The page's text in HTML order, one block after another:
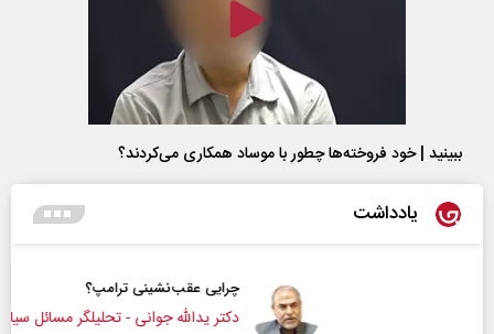
ببینید | خود فروخته‌ها چطور با موساد همکاری می‌کردند؟
یادداشت
چرایی عقب‌نشینی ترامپ؟
دکتر یدالله جوانی - تحلیلگر مسائل سیاسی